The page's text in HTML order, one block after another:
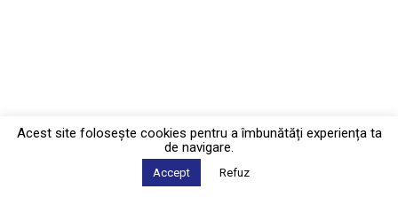
Acest site foloseşte cookies pentru a îmbunătăți experiența ta
de navigare.
Accept Refuz